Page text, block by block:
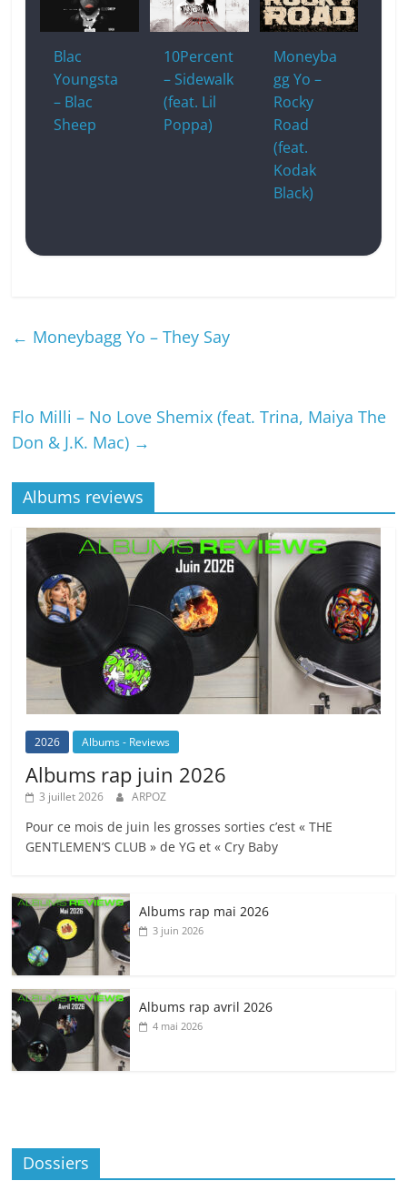
Blac
Youngsta
– Blac
Sheep
10Percent
– Sidewalk
(feat. Lil
Poppa)
Moneyba
gg Yo –
Rocky
Road
(feat.
Kodak
Black)
← Moneybagg Yo – They Say
Flo Milli – No Love Shemix (feat. Trina, Maiya The
Don & J.K. Mac) →
Albums reviews
2026 Albums - Reviews
Albums rap juin 2026
3 juillet 2026 ARPOZ
Pour ce mois de juin les grosses sorties c’est « THE
GENTLEMEN’S CLUB » de YG et « Cry Baby
Albums rap mai 2026
3 juin 2026
Albums rap avril 2026
4 mai 2026
Dossiers